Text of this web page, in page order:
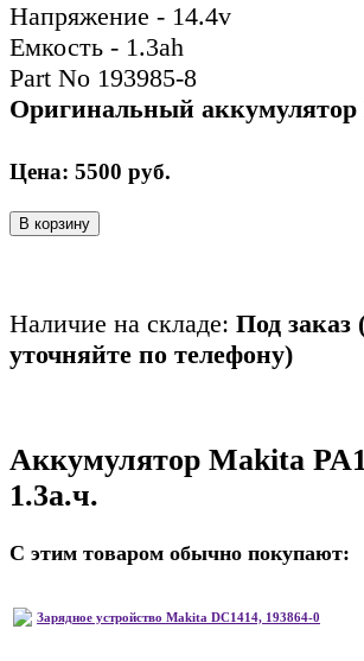
Напряжение - 14.4v
Емкость - 1.3ah
Part No 193985-8
Оригинальный аккумулятор
Цена: 5500 руб.
В корзину
Наличие на складе: Под заказ
уточняйте по телефону)
Аккумулятор Makita
1.3а.ч.
С этим товаром обычно покупают:
Зарядное устройство Makita DC1414, 193864-0